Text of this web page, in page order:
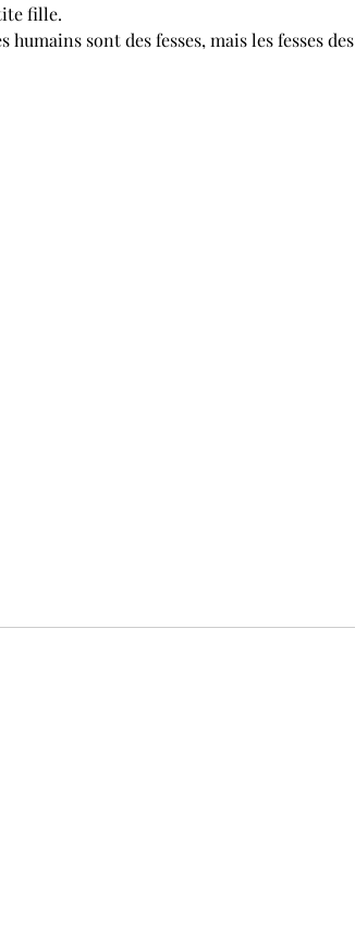
fille.
humains sont des fesses, mais les fesses des